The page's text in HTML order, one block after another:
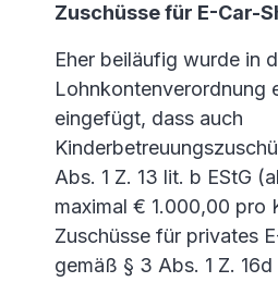
Zuschüsse für E-Car-
Eher beiläufig wurde in
Lohnkontenverordnung
eingefügt, dass auch
Abs. 1 Z. 13 lit. b EStG
maximal € 1.000,00 pro
Zuschüsse für privates
gemäß § 3 Abs. 1 Z.